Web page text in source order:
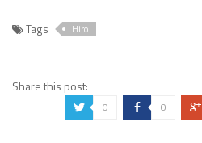
Tags Hiro
Share this post:
a 0 b 0 c